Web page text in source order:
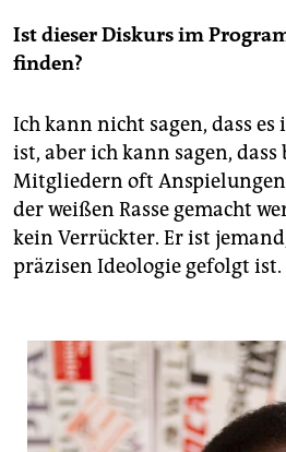
Ist dieser Diskurs im
finden?
Ich kann nicht sagen, dass
ist, aber ich kann sagen, dass
Mitgliedern oft Anspielungen
der weißen Rasse gemacht
kein Verrückter. Er ist
präzisen Ideologie gefolgt ist.